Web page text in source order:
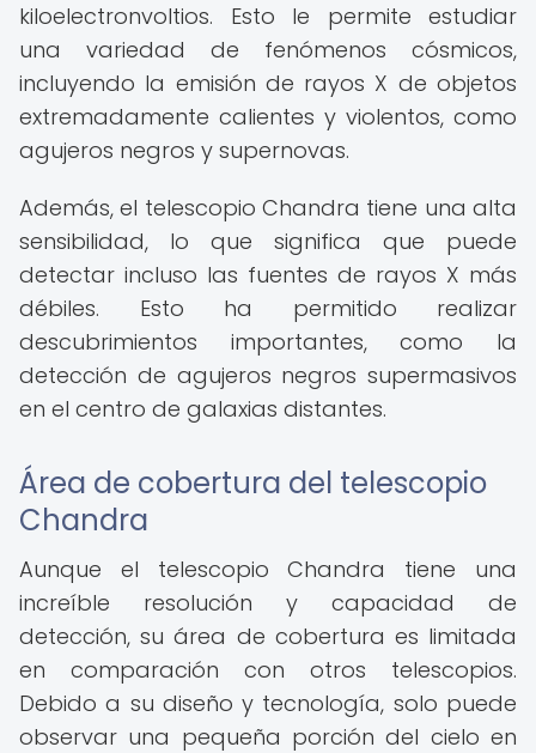
kiloelectronvoltios. Esto le permite estudiar
una variedad de fenómenos cósmicos,
incluyendo la emisión de rayos X de objetos
extremadamente calientes y violentos, como
agujeros negros y supernovas.
Además, el telescopio Chandra tiene una alta
sensibilidad, lo que significa que puede
detectar incluso las fuentes de rayos X más
débiles. Esto ha permitido realizar
descubrimientos importantes, como la
detección de agujeros negros supermasivos
en el centro de galaxias distantes.
Área de cobertura del telescopio
Chandra
Aunque el telescopio Chandra tiene una
increíble resolución y capacidad de
detección, su área de cobertura es limitada
en comparación con otros telescopios.
Debido a su diseño y tecnología, solo puede
observar una pequeña porción del cielo en